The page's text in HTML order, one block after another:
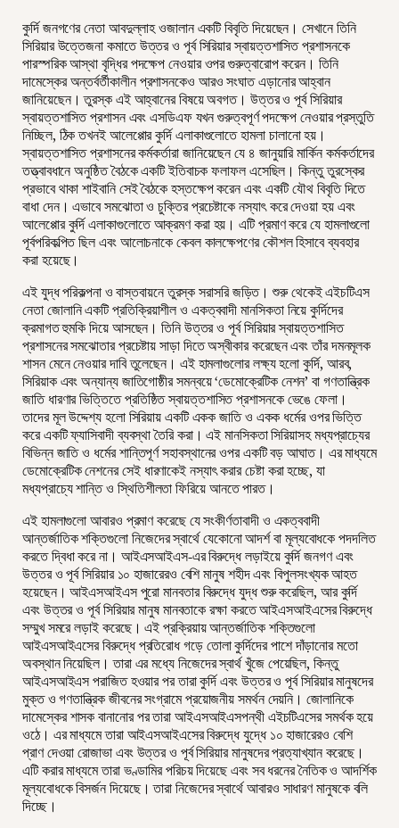
কুর্দি জনগণের নেতা আবদুল্লাহ ওজালান একটি বিবৃতি দিয়েছেন। সেখানে তিনি
সিরিয়ার উত্তেজনা কমাতে উত্তর ও পূর্ব সিরিয়ার স্বায়ত্তশাসিত প্রশাসনকে
পারস্পরিক আস্থা বৃদ্ধির পদক্ষেপ নেওয়ার ওপর গুরুত্বারোপ করেন। তিনি
দামেস্কের অন্তর্বর্তীকালীন প্রশাসনকেও আরও সংঘাত এড়ানোর আহ্বান
জানিয়েছেন। তুরস্ক এই আহ্বানের বিষয়ে অবগত। উত্তর ও পূর্ব সিরিয়ার
স্বায়ত্তশাসিত প্রশাসন এবং এসডিএফ যখন গুরুত্বপূর্ণ পদক্ষেপ নেওয়ার প্রস্তুতি
নিচ্ছিল, ঠিক তখনই আলেপ্পোর কুর্দি এলাকাগুলোতে হামলা চালানো হয়।
স্বায়ত্তশাসিত প্রশাসনের কর্মকর্তারা জানিয়েছেন যে ৪ জানুয়ারি মার্কিন কর্মকর্তাদের
তত্ত্বাবধানে অনুষ্ঠিত বৈঠকে একটি ইতিবাচক ফলাফল এসেছিল। কিন্তু তুরস্কের
প্রভাবে থাকা শাইবানি সেই বৈঠকে হস্তক্ষেপ করেন এবং একটি যৌথ বিবৃতি দিতে
বাধা দেন। এভাবে সমঝোতা ও চুক্তির প্রচেষ্টাকে নস্যাৎ করে দেওয়া হয় এবং
আলেপ্পোর কুর্দি এলাকাগুলোতে আক্রমণ করা হয়। এটি প্রমাণ করে যে হামলাগুলো
পূর্বপরিকল্পিত ছিল এবং আলোচনাকে কেবল কালক্ষেপণের কৌশল হিসাবে ব্যবহার
করা হয়েছে।
এই যুদ্ধ পরিকল্পনা ও বাস্তবায়নে তুরস্ক সরাসরি জড়িত। শুরু থেকেই এইচটিএস
নেতা জোলানি একটি প্রতিক্রিয়াশীল ও একত্ববাদী মানসিকতা নিয়ে কুর্দিদের
ক্রমাগত হুমকি দিয়ে আসছেন। তিনি উত্তর ও পূর্ব সিরিয়ার স্বায়ত্তশাসিত
প্রশাসনের সমঝোতার প্রচেষ্টায় সাড়া দিতে অস্বীকার করেছেন এবং তাঁর দমনমূলক
শাসন মেনে নেওয়ার দাবি তুলেছেন। এই হামলাগুলোর লক্ষ্য হলো কুর্দি, আরব,
সিরিয়াক এবং অন্যান্য জাতিগোষ্ঠীর সমন্বয়ে ‘ডেমোক্রেটিক নেশন’ বা গণতান্ত্রিক
জাতি ধারণার ভিত্তিতে প্রতিষ্ঠিত স্বায়ত্তশাসিত প্রশাসনকে ভেঙে ফেলা।
তাদের মূল উদ্দেশ্য হলো সিরিয়ায় একটি একক জাতি ও একক ধর্মের ওপর ভিত্তি
করে একটি ফ্যাসিবাদী ব্যবস্থা তৈরি করা। এই মানসিকতা সিরিয়াসহ মধ্যপ্রাচ্যের
বিভিন্ন জাতি ও ধর্মের শান্তিপূর্ণ সহাবস্থানের ওপর একটি বড় আঘাত। এর মাধ্যমে
ডেমোক্রেটিক নেশনের সেই ধারণাকেই নস্যাৎ করার চেষ্টা করা হচ্ছে, যা
মধ্যপ্রাচ্যে শান্তি ও স্থিতিশীলতা ফিরিয়ে আনতে পারত।
এই হামলাগুলো আবারও প্রমাণ করেছে যে সংকীর্ণতাবাদী ও একত্ববাদী
আন্তর্জাতিক শক্তিগুলো নিজেদের স্বার্থে যেকোনো আদর্শ বা মূল্যবোধকে পদদলিত
করতে দ্বিধা করে না। আইএসআইএস-এর বিরুদ্ধে লড়াইয়ে কুর্দি জনগণ এবং
উত্তর ও পূর্ব সিরিয়ার ১০ হাজারেরও বেশি মানুষ শহীদ এবং বিপুলসংখ্যক আহত
হয়েছেন। আইএসআইএস পুরো মানবতার বিরুদ্ধে যুদ্ধ শুরু করেছিল, আর কুর্দি
এবং উত্তর ও পূর্ব সিরিয়ার মানুষ মানবতাকে রক্ষা করতে আইএসআইএসের বিরুদ্ধে
সম্মুখ সমরে লড়াই করেছে। এই প্রক্রিয়ায় আন্তর্জাতিক শক্তিগুলো
আইএসআইএসের বিরুদ্ধে প্রতিরোধ গড়ে তোলা কুর্দিদের পাশে দাঁড়ানোর মতো
অবস্থান নিয়েছিল। তারা এর মধ্যে নিজেদের স্বার্থ খুঁজে পেয়েছিল, কিন্তু
আইএসআইএস পরাজিত হওয়ার পর তারা কুর্দি এবং উত্তর ও পূর্ব সিরিয়ার মানুষদের
মুক্ত ও গণতান্ত্রিক জীবনের সংগ্রামে প্রয়োজনীয় সমর্থন দেয়নি। জোলানিকে
দামেস্কের শাসক বানানোর পর তারা আইএসআইএসপন্থী এইচটিএসের সমর্থক হয়ে
ওঠে। এর মাধ্যমে তারা আইএসআইএসের বিরুদ্ধে যুদ্ধে ১০ হাজারেরও বেশি
প্রাণ দেওয়া রোজাভা এবং উত্তর ও পূর্ব সিরিয়ার মানুষদের প্রত্যাখ্যান করেছে।
এটি করার মাধ্যমে তারা ভণ্ডামির পরিচয় দিয়েছে এবং সব ধরনের নৈতিক ও আদর্শিক
মূল্যবোধকে বিসর্জন দিয়েছে। তারা নিজেদের স্বার্থে আবারও সাধারণ মানুষকে বলি
দিচ্ছে।